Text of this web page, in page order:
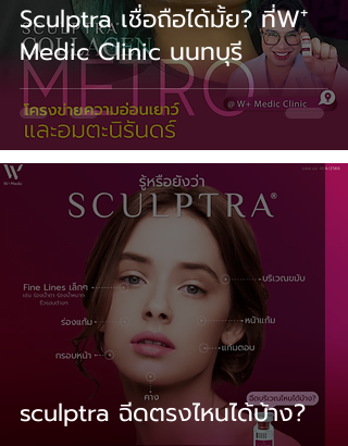
Sculptra เชื่อถือได้มั้ย? ที่W⁺
Medic Clinic นนทบุรี
sculptra ฉีดตรงไหนได้บ้าง?